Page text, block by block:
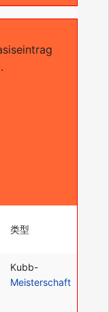
类型
Kubb-
Meisterschaft